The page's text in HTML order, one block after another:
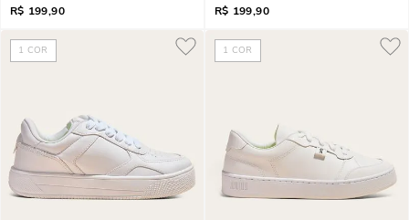
R$ 199,90
R$ 199,90
1 COR 1 COR